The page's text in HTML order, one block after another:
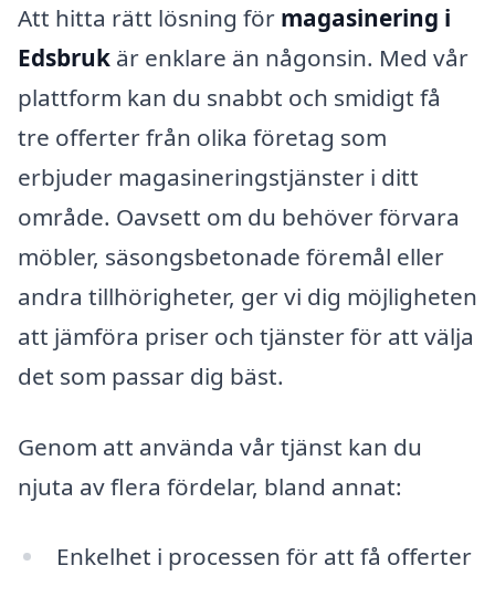
Att hitta rätt lösning för magasinering i
Edsbruk är enklare än någonsin. Med vår
plattform kan du snabbt och smidigt få
tre offerter från olika företag som
erbjuder magasineringstjänster i ditt
område. Oavsett om du behöver förvara
möbler, säsongsbetonade föremål eller
andra tillhörigheter, ger vi dig möjligheten
att jämföra priser och tjänster för att välja
det som passar dig bäst.
Genom att använda vår tjänst kan du
njuta av flera fördelar, bland annat:
Enkelhet i processen för att få offerter